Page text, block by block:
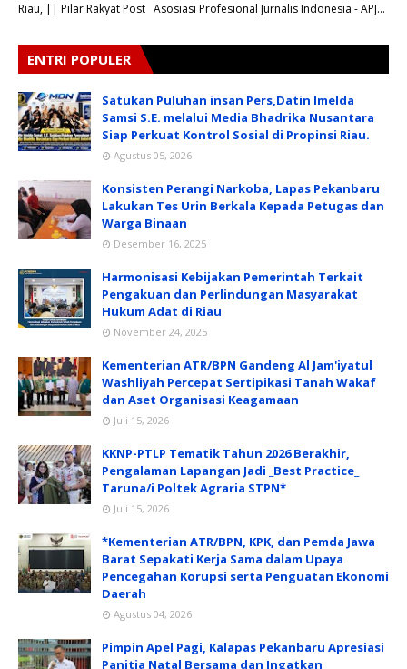
Riau, || Pilar Rakyat Post Asosiasi Profesional Jurnalis Indonesia - APJ…
ENTRI POPULER
Satukan Puluhan insan Pers,Datin Imelda
Samsi S.E. melalui Media Bhadrika Nusantara
Siap Perkuat Kontrol Sosial di Propinsi Riau.
Agustus 05, 2026
Konsisten Perangi Narkoba, Lapas Pekanbaru
Lakukan Tes Urin Berkala Kepada Petugas dan
Warga Binaan
Desember 16, 2025
Harmonisasi Kebijakan Pemerintah Terkait
Pengakuan dan Perlindungan Masyarakat
Hukum Adat di Riau
November 24, 2025
Kementerian ATR/BPN Gandeng Al Jam'iyatul
Washliyah Percepat Sertipikasi Tanah Wakaf
dan Aset Organisasi Keagamaan
Juli 15, 2026
KKNP-PTLP Tematik Tahun 2026 Berakhir,
Pengalaman Lapangan Jadi _Best Practice_
Taruna/i Poltek Agraria STPN*
Juli 15, 2026
*Kementerian ATR/BPN, KPK, dan Pemda Jawa
Barat Sepakati Kerja Sama dalam Upaya
Pencegahan Korupsi serta Penguatan Ekonomi
Daerah
Agustus 04, 2026
Pimpin Apel Pagi, Kalapas Pekanbaru Apresiasi
Panitia Natal Bersama dan Ingatkan